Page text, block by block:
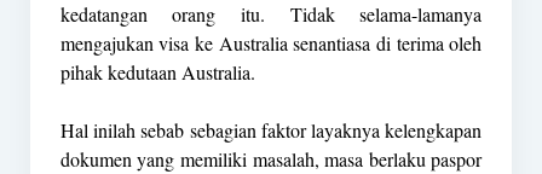
kedatangan orang itu. Tidak selama-lamanya
mengajukan visa ke Australia senantiasa di terima oleh
pihak kedutaan Australia.
Hal inilah sebab sebagian faktor layaknya kelengkapan
dokumen yang memiliki masalah, masa berlaku paspor